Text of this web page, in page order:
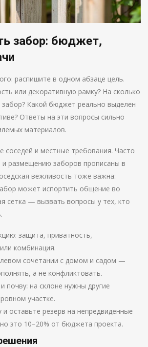
забор: бюджет,
распишите в одном абзаце цель.
или декоративную рамку? На сколько
забор? Какой бюджет реально выделен
Ответы на эти вопросы сильно
материалов.
соседей и местные требования. Часто
и размещению заборов прописаны в
вежливость тоже важна:
может испортить общение во
сетка — вызвать вопросы у тех, кто
защита, приватность,
комбинация.
сочетании с домом и садом —
а не конфликтовать.
почву: на склоне нужны другие
участке.
и оставьте резерв на непредвиденные
это 10–20% от бюджета проекта.